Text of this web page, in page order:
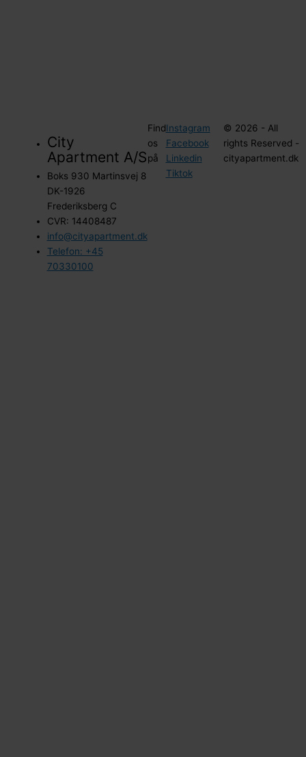
City
Apartment A/S
Boks 930 Martinsvej 8
DK-1926
Frederiksberg C
CVR: 14408487
info@cityapartment.dk
Telefon: +45
70330100
Find
os
på
Instagram
Facebook
Linkedin
Tiktok
© 2026 - All
rights Reserved -
cityapartment.dk